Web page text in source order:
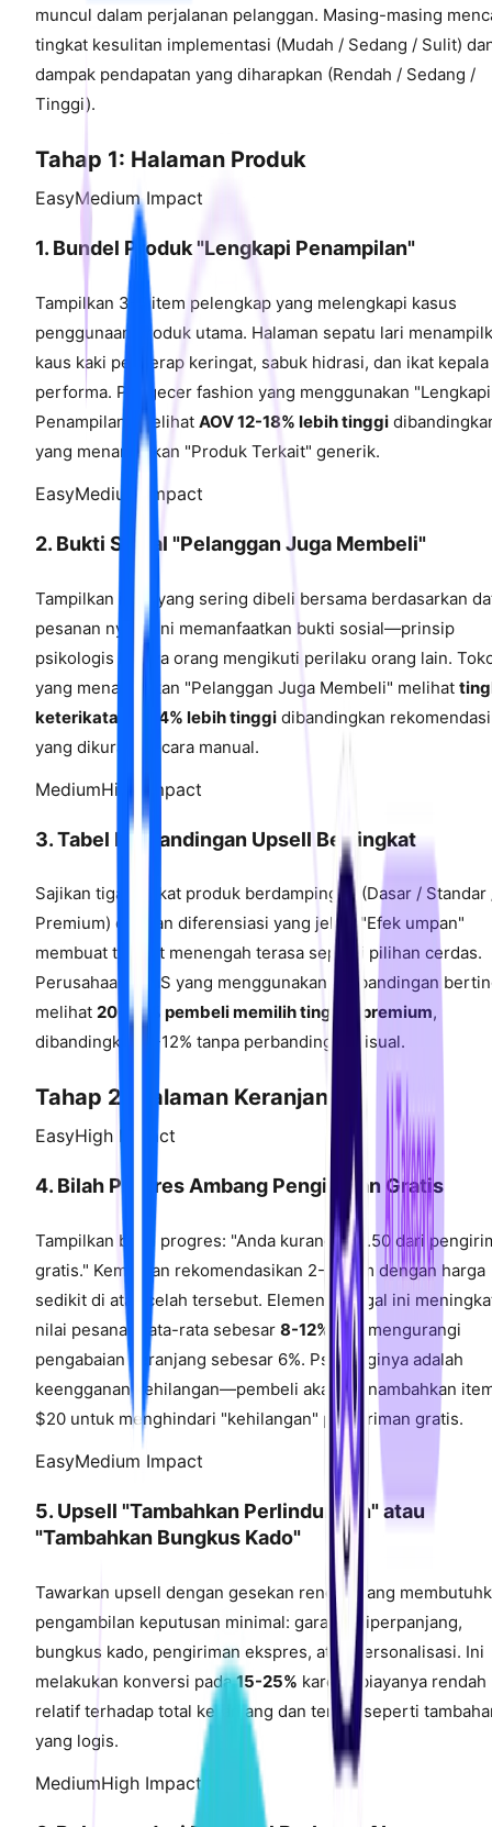
muncul dalam perjalanan pelanggan. Masing-masing
tingkat kesulitan implementasi (Mudah / Sedang / Sulit)
dampak pendapatan yang diharapkan (Rendah / Sedang /
Tinggi).
Tahap 1: Halaman Produk
EasyMedium Impact
1. Bundel Produk "Lengkapi Penampilan"
Tampilkan 3-5 item pelengkap yang melengkapi kasus
penggunaan produk utama. Halaman sepatu lari
kaus kaki penyerap keringat, sabuk hidrasi, dan ikat kepala
performa. Pengecer fashion yang menggunakan "Lengkapi
Penampilan" melihat AOV 12-18% lebih tinggi
yang menampilkan "Produk Terkait" generik.
EasyMedium Impact
2. Bukti Sosial "Pelanggan Juga Membeli"
Tampilkan item yang sering dibeli bersama berdasarkan
pesanan nyata. Ini memanfaatkan bukti sosial—prinsip
psikologis bahwa orang mengikuti perilaku orang lain.
yang menampilkan "Pelanggan Juga Membeli" melihat
keterikatan 8-14% lebih tinggi dibandingkan rekomendasi
yang dikurasi secara manual.
MediumHigh Impact
3. Tabel Perbandingan Upsell Bertingkat
Sajikan tiga tingkat produk berdampingan (Dasar / Standar
Premium) dengan diferensiasi yang jelas. "Efek umpan"
membuat tingkat menengah terasa seperti pilihan cerdas.
Perusahaan SaaS yang menggunakan perbandingan
melihat 20-30% pembeli memilih tingkat premium,
dibandingkan 8-12% tanpa perbandingan visual.
Tahap 2: Halaman Keranjang
EasyHigh Impact
4. Bilah Progres Ambang Pengiriman Gratis
Tampilkan bilah progres: "Anda kurang $18.50 dari
gratis." Kemudian rekomendasikan 2-3 item dengan harga
sedikit di atas celah tersebut. Elemen tunggal ini
nilai pesanan rata-rata sebesar 8-12% dan mengurangi
pengabaian keranjang sebesar 6%. Psikologinya adalah
keengganan kehilangan—pembeli akan menambahkan
$20 untuk menghindari "kehilangan" pengiriman gratis.
EasyMedium Impact
5. Upsell "Tambahkan Perlindungan" atau
"Tambahkan Bungkus Kado"
Tawarkan upsell dengan gesekan rendah yang
pengambilan keputusan minimal: garansi diperpanjang,
bungkus kado, pengiriman ekspres, atau personalisasi. Ini
melakukan konversi pada15-25% karena biayanya rendah
relatif terhadap total keranjang dan terasa seperti
yang logis.
MediumHigh Impact